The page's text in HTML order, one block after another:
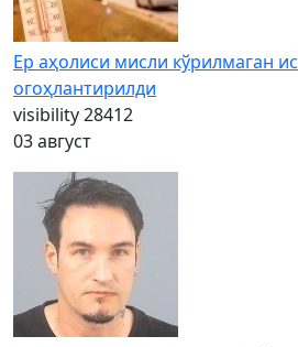
Ер аҳолиси мисли кўрилмаган
огоҳлантирилди
visibility28412
03 август